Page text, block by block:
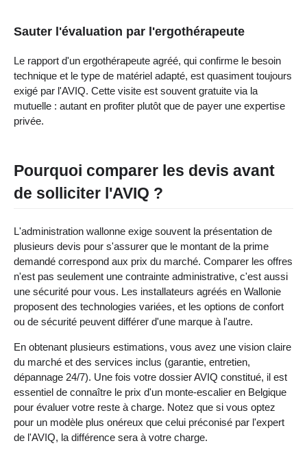
Sauter l'évaluation par l'ergothérapeute
Le rapport d'un ergothérapeute agréé, qui confirme le besoin
technique et le type de matériel adapté, est quasiment toujours
exigé par l'AVIQ. Cette visite est souvent gratuite via la
mutuelle : autant en profiter plutôt que de payer une expertise
privée.
Pourquoi comparer les devis avant
de solliciter l'AVIQ ?
L'administration wallonne exige souvent la présentation de
plusieurs devis pour s'assurer que le montant de la prime
demandé correspond aux prix du marché. Comparer les offres
n'est pas seulement une contrainte administrative, c'est aussi
une sécurité pour vous. Les installateurs agréés en Wallonie
proposent des technologies variées, et les options de confort
ou de sécurité peuvent différer d'une marque à l'autre.
En obtenant plusieurs estimations, vous avez une vision claire
du marché et des services inclus (garantie, entretien,
dépannage 24/7). Une fois votre dossier AVIQ constitué, il est
essentiel de connaître le prix d'un monte-escalier en Belgique
pour évaluer votre reste à charge. Notez que si vous optez
pour un modèle plus onéreux que celui préconisé par l'expert
de l'AVIQ, la différence sera à votre charge.